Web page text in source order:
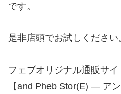
です。
是非店頭でお試しください
フェブオリジナル通販サイ
【and Pheb Stor(E) — ア